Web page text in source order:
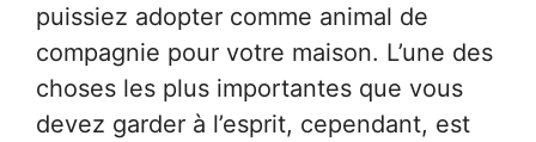
puissiez adopter comme animal de
compagnie pour votre maison. L’une des
choses les plus importantes que vous
devez garder à l’esprit, cependant, est